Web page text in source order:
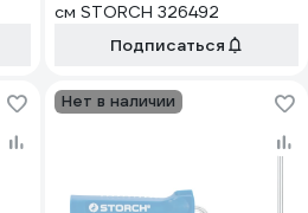
см STORCH 326492
Подписаться
Нет в наличии